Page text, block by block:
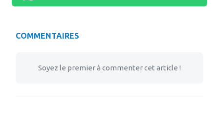
COMMENTAIRES
Soyez le premier à commenter cet article !